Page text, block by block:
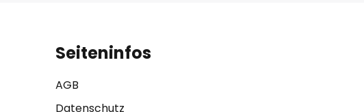
Seiteninfos
AGB
Datenschutz